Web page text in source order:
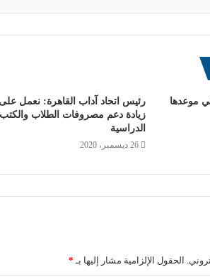
موعدها
رئيس اتحاد آداب القاهرة: نعمل على
زيادة دعم مصروفات الطلاب والكتب
الدراسية
26 ديسمبر، 2020
الحقول الإلزامية مشار إليها بـ *